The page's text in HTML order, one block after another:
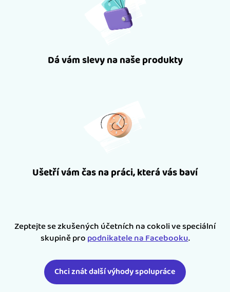
Dá vám slevy na naše produkty
Ušetří vám čas na práci, která vás baví
Zeptejte se zkušených účetních na cokoli ve speciální
skupině propodnikatele na Facebooku.
Chci znát další výhody spolupráce